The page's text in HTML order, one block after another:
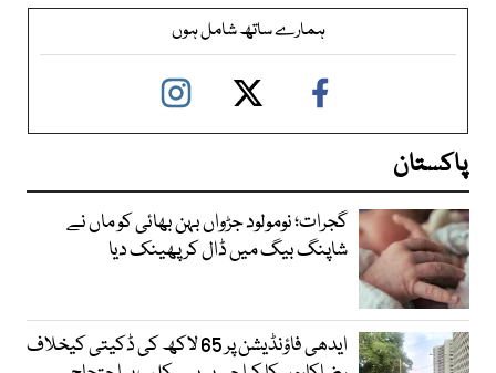
ہمارے ساتھ شامل ہوں
پاکستان
گجرات؛ نومولود جڑواں بہن بھائی کو ماں نے
شاپنگ بیگ میں ڈال کر پھینک دیا
ایدھی فاؤنڈیشن پر 65 لاکھ کی ڈکیتی کیخلاف